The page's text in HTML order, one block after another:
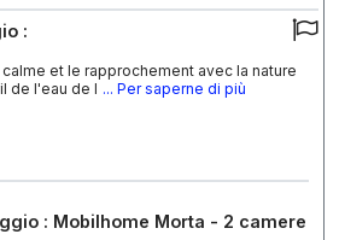
:
et le rapprochement avec la nature
de l'eau de l ... Per saperne di più
: Mobilhome Morta - 2 camere